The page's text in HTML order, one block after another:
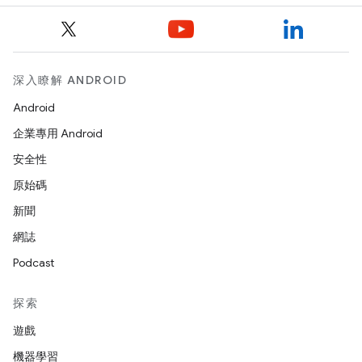
深入瞭解 ANDROID
Android
企業專用 Android
安全性
原始碼
新聞
網誌
Podcast
探索
遊戲
機器學習